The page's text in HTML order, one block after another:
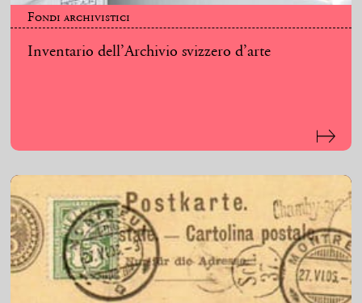
Fondi archivistici
Inventario dell’Archivio svizzero d’arte